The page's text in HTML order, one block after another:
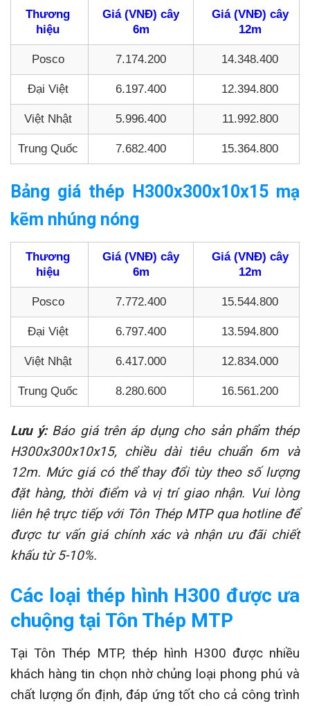
Thương
hiệu
Giá (VNĐ) cây
6m
Giá (VNĐ) cây
12m
Posco 7.174.200 14.348.400
Đại Việt 6.197.400 12.394.800
Việt Nhật 5.996.400 11.992.800
Trung Quốc 7.682.400 15.364.800
Bảng giá thép H300x300x10x15 mạ
kẽm nhúng nóng
Thương
hiệu
Giá (VNĐ) cây
6m
Giá (VNĐ) cây
12m
Posco 7.772.400 15.544.800
Đại Việt 6.797.400 13.594.800
Việt Nhật 6.417.000 12.834.000
Trung Quốc 8.280.600 16.561.200
Lưu ý:Báo giá trên áp dụng cho sản phẩm thép
H300x300x10x15, chiều dài tiêu chuẩn 6m và
12m. Mức giá có thể thay đổi tùy theo số lượng
đặt hàng, thời điểm và vị trí giao nhận. Vui lòng
liên hệ trực tiếp với Tôn Thép MTP qua hotline để
được tư vấn giá chính xác và nhận ưu đãi chiết
khấu từ 5-10%.
Các loại thép hình H300 được ưa
chuộng tại Tôn Thép MTP
Tại Tôn Thép MTP, thép hình H300 được nhiều
khách hàng tin chọn nhờ chủng loại phong phú và
chất lượng ổn định, đáp ứng tốt cho cả công trình